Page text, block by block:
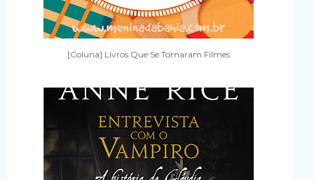
[Coluna] Livros Que Se Tornaram Filmes